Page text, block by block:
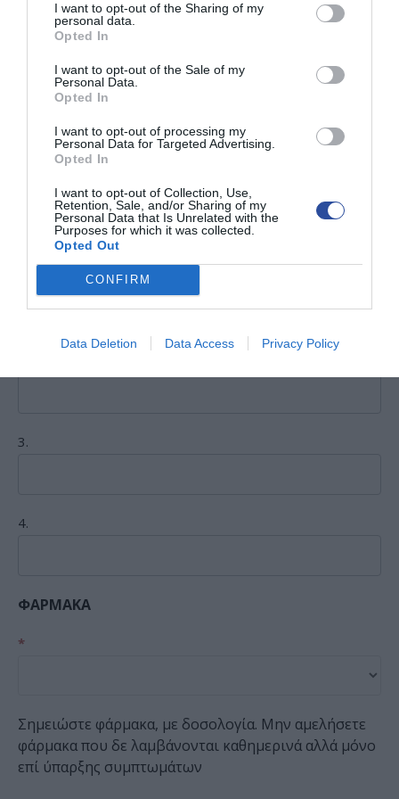
I want to opt-out of the Sharing of my
personal data.
Opted In
I want to opt-out of the Sale of my
Personal Data.
Opted In
I want to opt-out of processing my
Personal Data for Targeted Advertising.
Opted In
I want to opt-out of Collection, Use,
Retention, Sale, and/or Sharing of my
Personal Data that Is Unrelated with the
Purposes for which it was collected.
Opted Out
CONFIRM
Data Deletion Data Access Privacy Policy
Πόσες φορές σηκώνεστε το βράδι για να ουρήσετε;
ΧΕΙΡΟΥΡΓΙΚΕΣ ΕΠΕΜΒΑΣΕΙΣ
Περιγράψτε είδος επέμβασης, χρονολογία,
νοσοκομείο και έκβαση-επιπλοκές
3.
4.
ΦΑΡΜΑΚΑ
*
Σημειώστε φάρμακα, με δοσολογία. Μην αμελήσετε
φάρμακα που δε λαμβάνονται καθημερινά αλλά μόνο
επί ύπαρξης συμπτωμάτων